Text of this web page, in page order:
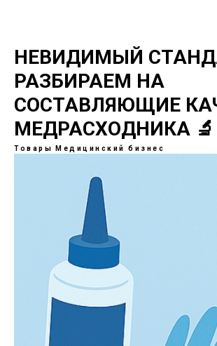
НЕВИДИМЫЙ
РАЗБИРАЕМ НА
СОСТАВЛЯЮЩИЕ
МЕДРАСХОДНИКА 🔬
Товары Медицинский бизнес